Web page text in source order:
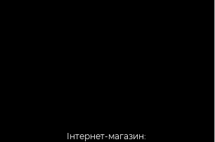
Інтернет-магазин: